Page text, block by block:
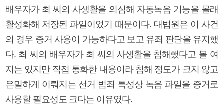
배우자가 최 씨의 사생활을 의심해 자동녹음 기능을 몰래
활성화해 저장된 파일이었기 때문이다. 대법원은 이 사건
의 경우 증거 사용이 가능하다고 보고 유죄 판단을 유지했
다. 최 씨의 배우자가 최 씨의 사생활을 침해했다고 볼 여
지는 있지만 직접 통화한 내용이라 침해 정도가 크지 않고
은밀하게 이뤄지는 선거 범죄 특성상 녹음 파일을 증거로
사용할 필요성도 크다는 이유였다.